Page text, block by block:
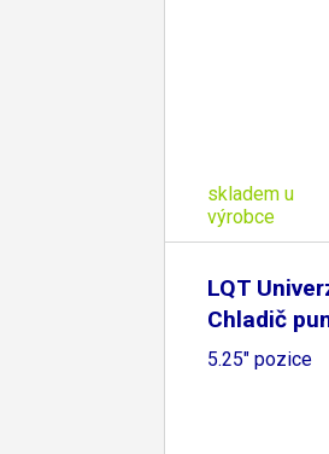
skladem u
výrobce
LQT
Chladič
5.25" pozice